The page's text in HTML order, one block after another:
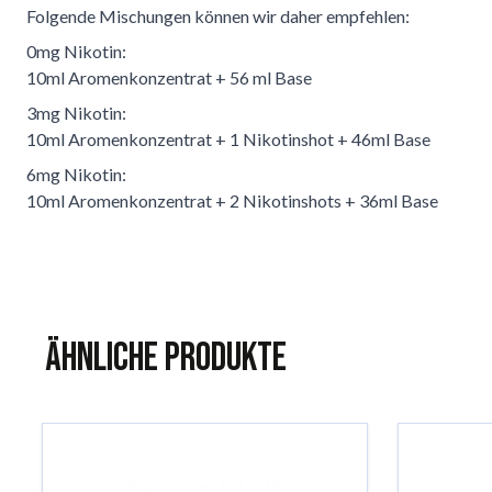
Folgende Mischungen können wir daher empfehlen:
0mg Nikotin:
10ml Aromenkonzentrat + 56 ml Base
3mg Nikotin:
10ml Aromenkonzentrat + 1 Nikotinshot + 46ml Base
6mg Nikotin:
10ml Aromenkonzentrat + 2 Nikotinshots + 36ml Base
Ähnliche Produkte
Das Navigieren durch die Elemente des Karussells ist mit
Karussell überspringen